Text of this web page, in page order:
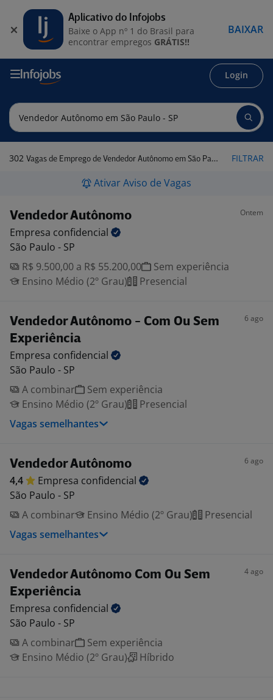
Login
302 Vagas de Emprego de Vendedor Autônomo em São Paulo - SP FILTRAR
Ativar Aviso de Vagas
Vendedor Autônomo Ontem
Empresa confidencial
São Paulo - SP
R$ 9.500,00 a R$ 55.200,00
Sem experiência
Ensino Médio (2º Grau)
Presencial
Vendedor Autônomo - Com Ou Sem
Experiência
6 ago
Empresa confidencial
São Paulo - SP
A combinar
Sem experiência
Ensino Médio (2º Grau)
Presencial
Vagas semelhantes
Vendedor Autônomo 6 ago
4,4 Empresa confidencial
São Paulo - SP
A combinar
Ensino Médio (2º Grau)
Presencial
Vagas semelhantes
Vendedor Autônomo Com Ou Sem
Experiência
4 ago
Empresa confidencial
São Paulo - SP
A combinar
Sem experiência
Ensino Médio (2º Grau)
Híbrido
Aplicativo do Infojobs
Baixe o App nº 1 do Brasil para
encontrar empregos GRÁTIS!!
BAIXAR